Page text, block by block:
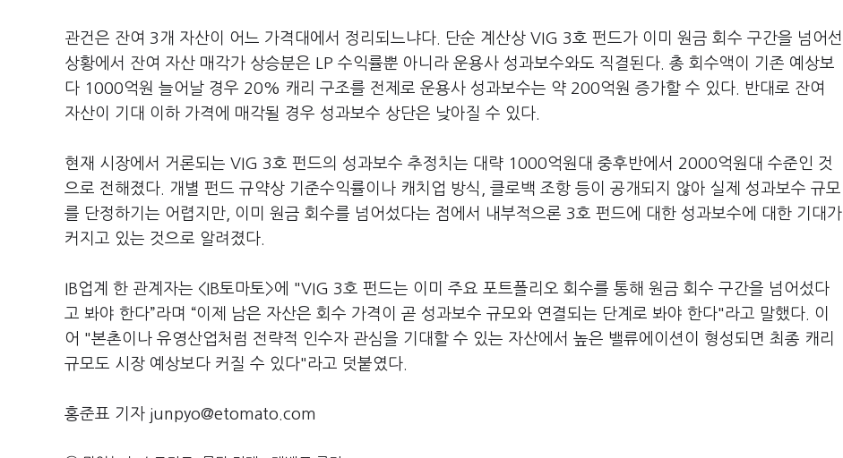
관건은 잔여 3개 자산이 어느 가격대에서 정리되느냐다. 단순 계산상 VIG 3호 펀드가 이미 원금 회수 구간을 넘어선
상황에서 잔여 자산 매각가 상승분은 LP 수익률뿐 아니라 운용사 성과보수와도 직결된다. 총 회수액이 기존 예상보
다 1000억원 늘어날 경우 20% 캐리 구조를 전제로 운용사 성과보수는 약 200억원 증가할 수 있다. 반대로 잔여
자산이 기대 이하 가격에 매각될 경우 성과보수 상단은 낮아질 수 있다.
현재 시장에서 거론되는 VIG 3호 펀드의 성과보수 추정치는 대략 1000억원대 중후반에서 2000억원대 수준인 것
으로 전해졌다. 개별 펀드 규약상 기준수익률이나 캐치업 방식, 클로백 조항 등이 공개되지 않아 실제 성과보수 규모
를 단정하기는 어렵지만, 이미 원금 회수를 넘어섰다는 점에서 내부적으론 3호 펀드에 대한 성과보수에 대한 기대가
커지고 있는 것으로 알려졌다.
IB업계 한 관계자는 <IB토마토>에 "VIG 3호 펀드는 이미 주요 포트폴리오 회수를 통해 원금 회수 구간을 넘어섰다
고 봐야 한다”라며 “이제 남은 자산은 회수 가격이 곧 성과보수 규모와 연결되는 단계로 봐야 한다"라고 말했다. 이
어 "본촌이나 유영산업처럼 전략적 인수자 관심을 기대할 수 있는 자산에서 높은 밸류에이션이 형성되면 최종 캐리
규모도 시장 예상보다 커질 수 있다"라고 덧붙였다.
홍준표 기자 junpyo@etomato.com